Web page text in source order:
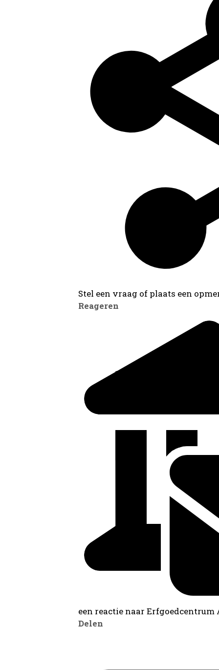
Stel een vraag of plaats een
Reageren
een reactie naar
Delen